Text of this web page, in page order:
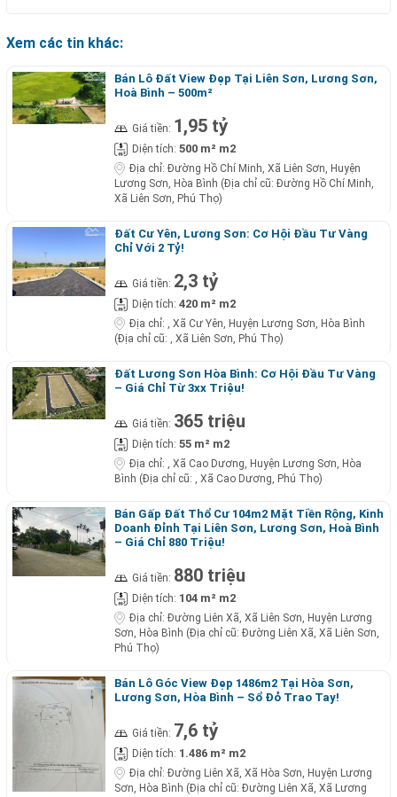
Xem các tin khác:
Bán Lô Đất View Đẹp Tại Liên Sơn, Lương Sơn,
Hoà Bình – 500m²
Giá tiền: 1,95 tỷ
Diện tích: 500 m² m2
Địa chỉ: Đường Hồ Chí Minh, Xã Liên Sơn, Huyện
Lương Sơn, Hòa Bình (Địa chỉ cũ: Đường Hồ Chí Minh,
Xã Liên Sơn, Phú Thọ)
Đất Cư Yên, Lương Sơn: Cơ Hội Đầu Tư Vàng
Chỉ Với 2 Tỷ!
Giá tiền: 2,3 tỷ
Diện tích: 420 m² m2
Địa chỉ:
, Xã Cư Yên, Huyện Lương Sơn, Hòa Bình
(Địa chỉ cũ: , Xã Liên Sơn, Phú Thọ)
Đất Lương Sơn Hòa Bình: Cơ Hội Đầu Tư Vàng
– Giá Chỉ Từ 3xx Triệu!
Giá tiền: 365 triệu
Diện tích: 55 m² m2
Địa chỉ:
, Xã Cao Dương, Huyện Lương Sơn, Hòa
Bình (Địa chỉ cũ: , Xã Cao Dương, Phú Thọ)
Bán Gấp Đất Thổ Cư 104m2 Mặt Tiền Rộng, Kinh
Doanh Đỉnh Tại Liên Sơn, Lương Sơn, Hoà Bình
– Giá Chỉ 880 Triệu!
Giá tiền: 880 triệu
Diện tích: 104 m² m2
Địa chỉ: Đường Liên Xã, Xã Liên Sơn, Huyện Lương
Sơn, Hòa Bình (Địa chỉ cũ: Đường Liên Xã, Xã Liên Sơn,
Phú Thọ)
Bán Lô Góc View Đẹp 1486m2 Tại Hòa Sơn,
Lương Sơn, Hòa Bình – Sổ Đỏ Trao Tay!
Giá tiền: 7,6 tỷ
Diện tích: 1.486 m² m2
Địa chỉ: Đường Liên Xã, Xã Hòa Sơn, Huyện Lương
Sơn, Hòa Bình (Địa chỉ cũ: Đường Liên Xã, Xã Lương